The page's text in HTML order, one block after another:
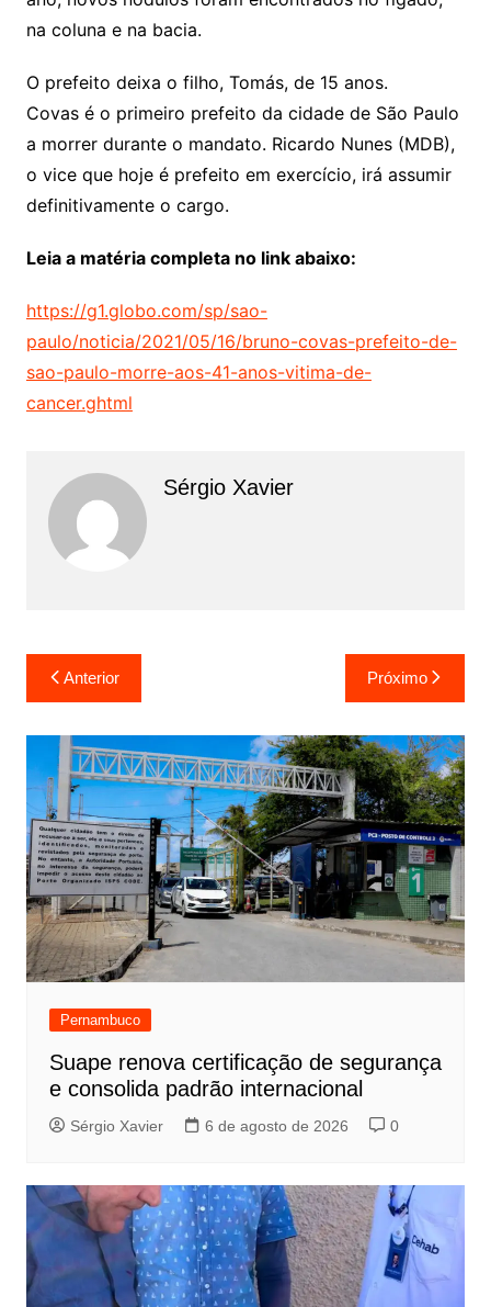
na coluna e na bacia.
O prefeito deixa o filho, Tomás, de 15 anos.
Covas é o primeiro prefeito da cidade de São Paulo
a morrer durante o mandato. Ricardo Nunes (MDB),
o vice que hoje é prefeito em exercício, irá assumir
definitivamente o cargo.
Leia a matéria completa no link abaixo:
https://g1.globo.com/sp/sao-
paulo/noticia/2021/05/16/bruno-covas-prefeito-de-
sao-paulo-morre-aos-41-anos-vitima-de-
cancer.ghtml
Sérgio Xavier
Anterior Próximo
Pernambuco
Suape renova certificação de segurança
e consolida padrão internacional
Sérgio Xavier 6 de agosto de 2026 0